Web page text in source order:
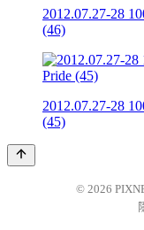
2012.07.27-28
(46)
2012.07.27-28
(45)
© 2026